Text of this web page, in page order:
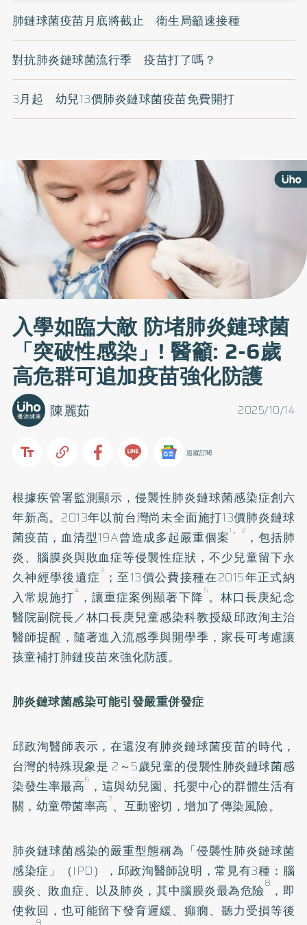
肺鏈球菌疫苗月底將截止 衛生局籲速接種
對抗肺炎鏈球菌流行季 疫苗打了嗎？
3月起 幼兒13價肺炎鏈球菌疫苗免費開打
入學如臨大敵 防堵肺炎鏈球菌
「突破性感染」! 醫籲: 2-6歲
高危群可追加疫苗強化防護
2025/10/14
陳麗茹
追蹤訂閱
根據疾管署監測顯示，侵襲性肺炎鏈球菌感染症創六
年新高。2013年以前台灣尚未全面施打13價肺炎鏈球
菌疫苗，血清型19A曾造成多起嚴重個案1 、2 ，包括肺
炎、腦膜炎與敗血症等侵襲性症狀，不少兒童留下永
久神經學後遺症3 ；至13價公費接種在2015年正式納
入常規施打4 ，讓重症案例顯著下降 5。林口長庚紀念
醫院副院長／林口長庚兒童感染科教授級邱政洵主治
醫師提醒，隨著進入流感季與開學季，家長可考慮讓
孩童補打肺鏈疫苗來強化防護。
肺炎鏈球菌感染可能引發嚴重併發症
邱政洵醫師表示，在還沒有肺炎鏈球菌疫苗的時代，
台灣的特殊現象是 2～5歲兒童的侵襲性肺炎鏈球菌感
染發生率最高6 ，這與幼兒園、托嬰中心的群體生活有
關，幼童帶菌率高7 、互動密切，增加了傳染風險。
肺炎鏈球菌感染的嚴重型態稱為「侵襲性肺炎鏈球菌
感染症」（IPD），邱政洵醫師說明，常見有3種：腦
膜炎、敗血症、以及肺炎，其中腦膜炎最為危險8 ，即
使救回，也可能留下發育遲緩、癲癇、聽力受損等後